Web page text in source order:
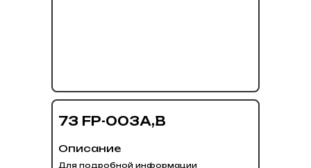
73 FP-003A,B
Описание
Для подробной информации